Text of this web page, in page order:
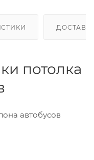
потолка
автобусов